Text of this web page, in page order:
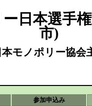
日本選手
市)
本モノポリー協会
参加申込み